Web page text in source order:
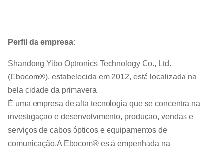
Perfil da empresa:
Shandong Yibo Optronics Technology Co., Ltd.
(Ebocom®), estabelecida em 2012, está localizada na
bela cidade da primavera
É uma empresa de alta tecnologia que se concentra na
investigação e desenvolvimento, produção, vendas e
serviços de cabos ópticos e equipamentos de
comunicação.A Ebocom® está empenhada na